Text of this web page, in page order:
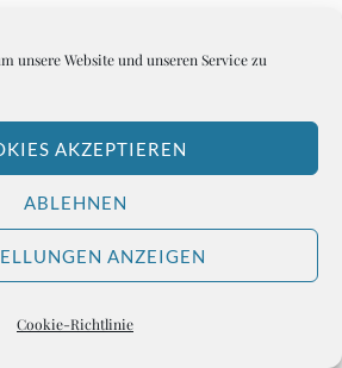
unsere Website und unseren Service zu
AKZEPTIEREN
ABLEHNEN
ANZEIGEN
Cookie-Richtlinie
Netzwerker Deutschlands